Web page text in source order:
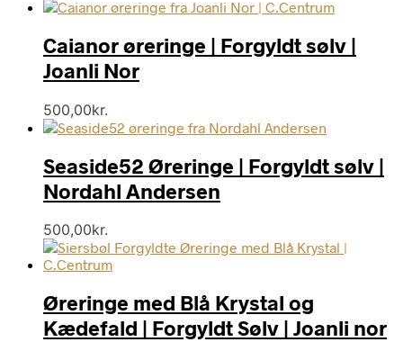
Caianor øreringe | Forgyldt sølv |
Joanli Nor
500,00kr.
Seaside52 Øreringe | Forgyldt sølv |
Nordahl Andersen
500,00kr.
Øreringe med Blå Krystal og
Kædefald | Forgyldt Sølv | Joanli nor